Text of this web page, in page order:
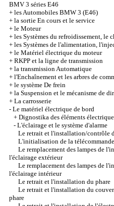
BMV 3 séries Е46
+ les Automobiles BMW 3 (Е46)
+ la sortie En cours et le service
+ le Moteur
+ les Systèmes du refroidissement, le
+ les Systèmes de l'alimentation,
+ le Matériel électrique du moteur
+ RKPP et la ligne de transmission
+ la transmission Automatique
+ l'Enchaînement et les arbres de
+ le système De frein
+ la Suspension et le mécanisme de
+ La carrosserie
- Le matériel électrique de bord
+ Dignostika des éléments
- L'éclairage et le système d'alarme
Le retrait et l'installation/contrôle
L'initialisation de la télécommande
Le remplacement des lampes de
l'éclairage extérieur
Le remplacement des lampes de
l'éclairage intérieur
Le retrait et l'installation du phare
Le retrait et l'installation du
phare